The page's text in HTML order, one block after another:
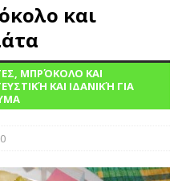
και
ΜΠΡΌΚΟΛΟ ΚΑΙ
ΚΑΙ ΙΔΑΝΙΚΉ ΓΙΑ
0